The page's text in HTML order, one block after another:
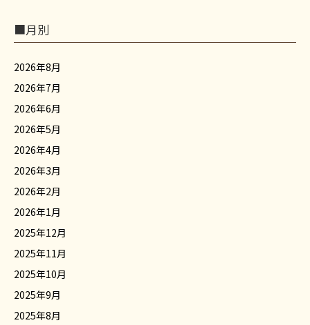
■月別
2026年8月
2026年7月
2026年6月
2026年5月
2026年4月
2026年3月
2026年2月
2026年1月
2025年12月
2025年11月
2025年10月
2025年9月
2025年8月